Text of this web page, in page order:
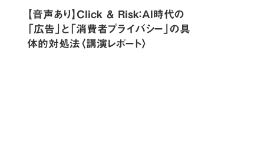
【音声あり】Click & Risk：AI時代の
「広告」と「消費者プライバシー」の具
体的対処法〈講演レポート〉